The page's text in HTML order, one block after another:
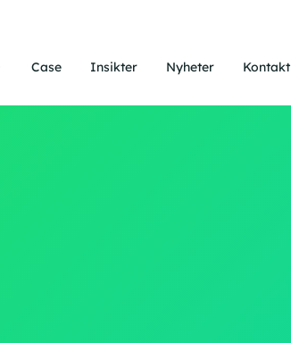
Case Insikter Nyheter Kontakt